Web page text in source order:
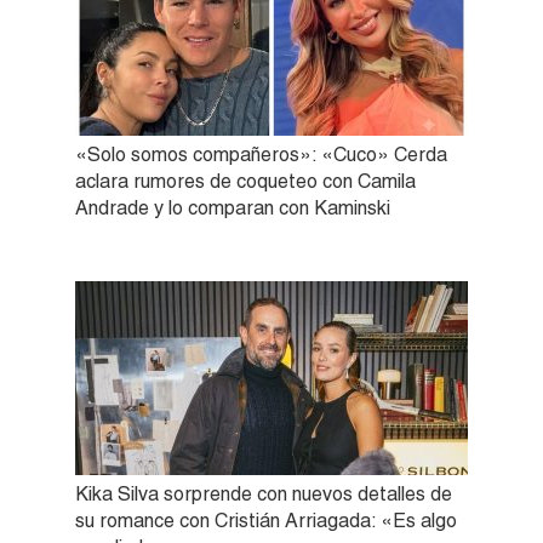
«Solo somos compañeros»: «Cuco» Cerda
aclara rumores de coqueteo con Camila
Andrade y lo comparan con Kaminski
Kika Silva sorprende con nuevos detalles de
su romance con Cristián Arriagada: «Es algo